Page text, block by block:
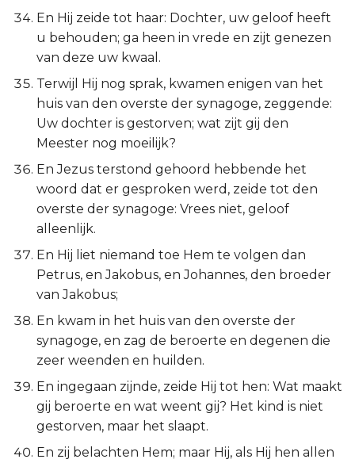
En Hij zeide tot haar: Dochter, uw geloof heeft
u behouden; ga heen in vrede en zijt genezen
van deze uw kwaal.
Terwijl Hij nog sprak, kwamen enigen van het
huis van den overste der synagoge, zeggende:
Uw dochter is gestorven; wat zijt gij den
Meester nog moeilijk?
En Jezus terstond gehoord hebbende het
woord dat er gesproken werd, zeide tot den
overste der synagoge: Vrees niet, geloof
alleenlijk.
En Hij liet niemand toe Hem te volgen dan
Petrus, en Jakobus, en Johannes, den broeder
van Jakobus;
En kwam in het huis van den overste der
synagoge, en zag de beroerte en degenen die
zeer weenden en huilden.
En ingegaan zijnde, zeide Hij tot hen: Wat maakt
gij beroerte en wat weent gij? Het kind is niet
gestorven, maar het slaapt.
En zij belachten Hem; maar Hij, als Hij hen allen